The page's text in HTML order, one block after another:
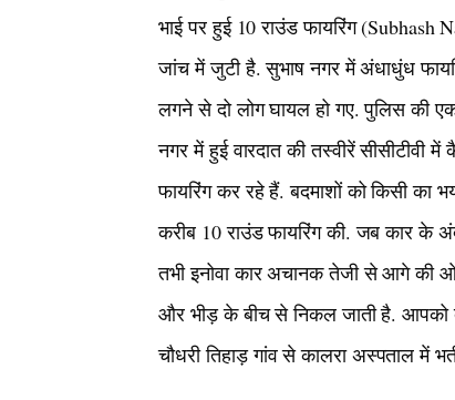
भाई पर हुई 10 राउंड फायरिंग (Subhash
जांच में जुटी है. सुभाष नगर में अंधाधुंध
लगने से दो लोग घायल हो गए. पुलिस की
नगर में हुई वारदात की तस्वीरें सीसीटीवी
फायरिंग कर रहे हैं. बदमाशों को किसी का
करीब 10 राउंड फायरिंग की. जब कार के
तभी इनोवा कार अचानक तेजी से आगे की
और भीड़ के बीच से निकल जाती है. आपको
चौधरी तिहाड़ गांव से कालरा अस्पताल में